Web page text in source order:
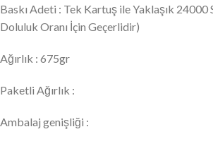
Baskı Adeti : Tek Kartuş ile Yaklaşık 24000
Doluluk Oranı İçin Geçerlidir)
Ağırlık : 675gr
Paketli Ağırlık :
Ambalaj genişliği :